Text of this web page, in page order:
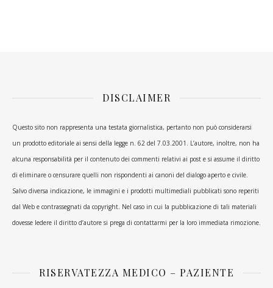
DISCLAIMER
Questo sito non rappresenta una testata giornalistica, pertanto non può considerarsi
un prodotto editoriale ai sensi della legge n. 62 del 7.03.2001. L’autore, inoltre, non ha
alcuna responsabilità per il contenuto dei commenti relativi ai post e si assume il diritto
di eliminare o censurare quelli non rispondenti ai canoni del dialogo aperto e civile.
Salvo diversa indicazione, le immagini e i prodotti multimediali pubblicati sono reperiti
dal Web e contrassegnati da copyright. Nel caso in cui la pubblicazione di tali materiali
dovesse ledere il diritto d’autore si prega di contattarmi per la loro immediata rimozione.
RISERVATEZZA MEDICO – PAZIENTE